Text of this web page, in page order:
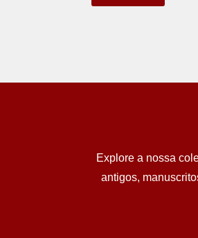
Explore a nossa
antigos,